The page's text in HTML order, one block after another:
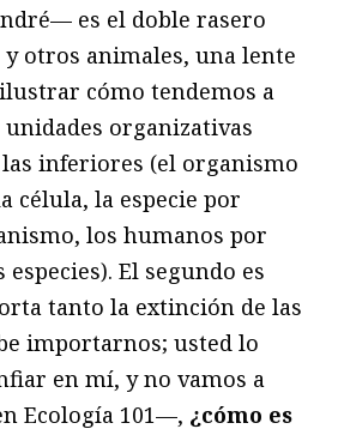
es el doble rasero
otros animales, una lente
cómo tendemos a
organizativas
inferiores (el organismo
célula, la especie por
los humanos por
El segundo es
tanto la extinción de las
importarnos; usted lo
en mí, y no vamos a
Ecología 101—, ¿cómo es